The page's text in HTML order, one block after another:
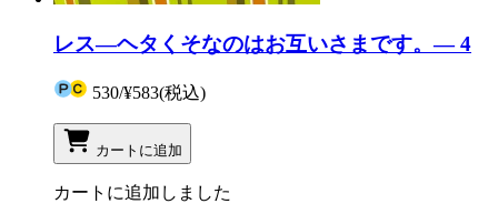
レス―ヘタくそなのはお互いさまです。― 4
530/¥583(税込)
カートに追加
カートに追加しました